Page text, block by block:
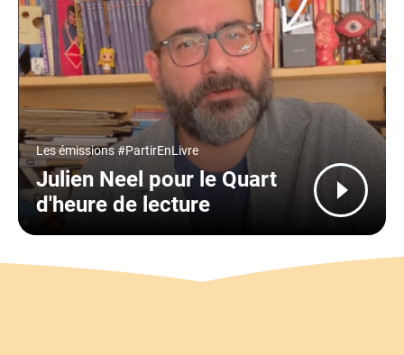
Type
Les émissions #PartirEnLivre
Julien Neel pour le Quart
d'heure de lecture